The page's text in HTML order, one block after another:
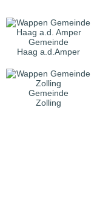
Gemeinde
Haag a.d.Amper
Gemeinde
Zolling